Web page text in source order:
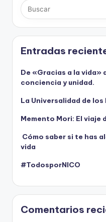
Entradas
De «Gracias a la vida»
conciencia y unidad.
La Universalidad de
Memento Mori: El viaje
Cómo saber si te has
vida
#TodosporNICO
Comentarios